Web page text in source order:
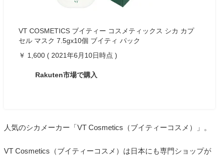
VT COSMETICS ブイティー コスメティックス シカ カプ
セル マスク 7.5gx10個 ブイティ パック
￥ 1,600 ( 2021年6月10日時点 )
Rakuten市場で購入
人気のシカメーカー「VT Cosmetics（ブイティーコスメ）」。
VT Cosmetics（ブイティーコスメ）は日本にも専門ショップが